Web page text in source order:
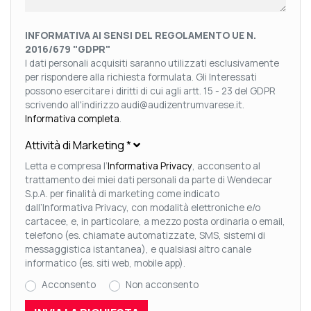
INFORMATIVA AI SENSI DEL REGOLAMENTO UE N.
2016/679 "GDPR"
I dati personali acquisiti saranno utilizzati esclusivamente
per rispondere alla richiesta formulata. Gli Interessati
possono esercitare i diritti di cui agli artt. 15 - 23 del GDPR
scrivendo all'indirizzo audi@audizentrumvarese.it.
Informativa completa.
Attività di Marketing*
Letta e compresa l’Informativa Privacy, acconsento al
trattamento dei miei dati personali da parte di Wendecar
S.p.A. per finalità di marketing come indicato
dall’Informativa Privacy, con modalità elettroniche e/o
cartacee, e, in particolare, a mezzo posta ordinaria o email,
telefono (es. chiamate automatizzate, SMS, sistemi di
messaggistica istantanea), e qualsiasi altro canale
informatico (es. siti web, mobile app).
Acconsento
Non acconsento